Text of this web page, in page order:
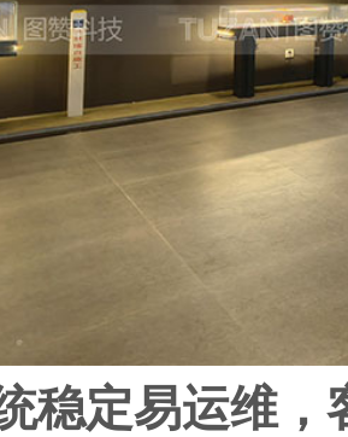
稳定易运维